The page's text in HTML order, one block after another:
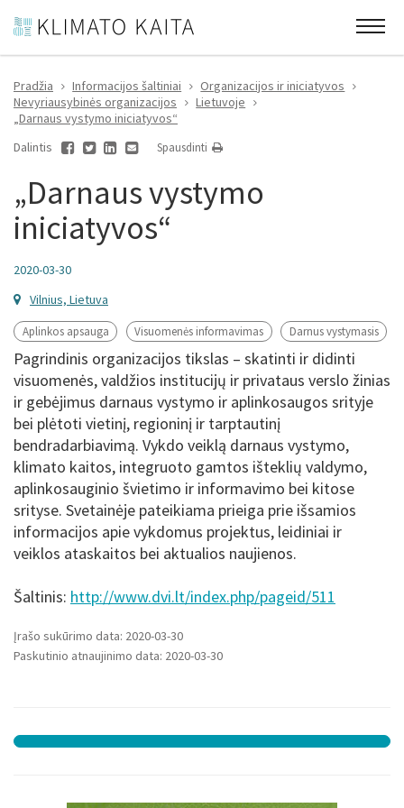
Pradžia Informacijos šaltiniai
Organizacijos ir iniciatyvos
Nevyriausybinės organizacijos
Lietuvoje
„Darnaus vystymo iniciatyvos“
Dalintis
Spausdinti
„Darnaus vystymo
iniciatyvos“
2020-03-30
Vilnius, Lietuva
Aplinkos apsauga Visuomenės informavimas Darnus vystymasis
Pagrindinis organizacijos tikslas – skatinti ir didinti
visuomenės, valdžios institucijų ir privataus verslo žinias
ir gebėjimus darnaus vystymo ir aplinkosaugos srityje
bei plėtoti vietinį, regioninį ir tarptautinį
bendradarbiavimą. Vykdo veiklą darnaus vystymo,
klimato kaitos, integruoto gamtos išteklių valdymo,
aplinkosauginio švietimo ir informavimo bei kitose
srityse. Svetainėje pateikiama prieiga prie išsamios
informacijos apie vykdomus projektus, leidiniai ir
veiklos ataskaitos bei aktualios naujienos.
Šaltinis: http://www.dvi.lt/index.php/pageid/511
Įrašo sukūrimo data: 2020-03-30
Paskutinio atnaujinimo data: 2020-03-30